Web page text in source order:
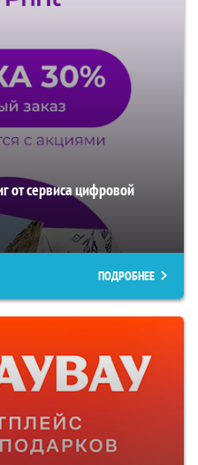
от сервиса цифровой
ПОДРОБНЕЕ